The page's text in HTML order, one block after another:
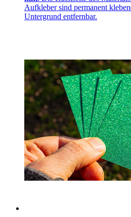
Aufkleber sind permanent
Untergrund entfernbar.